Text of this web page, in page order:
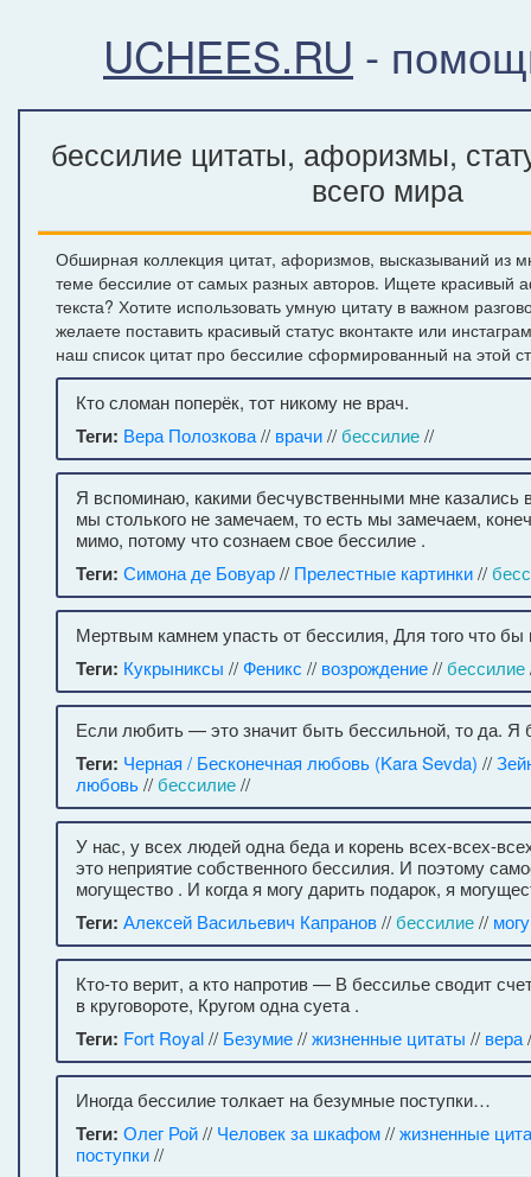
UCHEES.RU -
бессилие цитаты, афоризмы,
всего мира
Обширная коллекция цитат, афоризмов, высказываний из
теме бессилие от самых разных авторов. Ищете красивый
текста? Хотите использовать умную цитату в важном
желаете поставить красивый статус вконтакте или
наш список цитат про бессилие сформированный на этой
Кто сломан поперёк, тот никому не врач.
Теги: Вера Полозкова// врачи//бессилие//
Я вспоминаю, какими бесчувственными мне
мы столького не замечаем, то есть мы замечаем,
мимо, потому что сознаем свое бессилие .
Теги: Симона де Бовуар// Прелестные картинки//
Мертвым камнем упасть от бессилия, Для того что бы
Теги: Кукрыниксы //Феникс // возрождение//бессилие
Если любить — это значит быть бессильной, то да. Я
Теги: Черная / Бесконечная любовь (Kara Sevda) //
любовь//бессилие//
У нас, у всех людей одна беда и корень всех-всех-
это неприятие собственного бессилия. И поэтому
могущество . И когда я могу дарить подарок, я
Теги: Алексей Васильевич Капранов//бессилие//
Кто-то верит, а кто напротив — В бессилье сводит
в круговороте, Кругом одна суета .
Теги: Fort Royal// Безумие//жизненные цитаты // вера
Иногда бессилие толкает на безумные поступки…
Теги: Олег Рой// Человек за шкафом//жизненные
поступки//